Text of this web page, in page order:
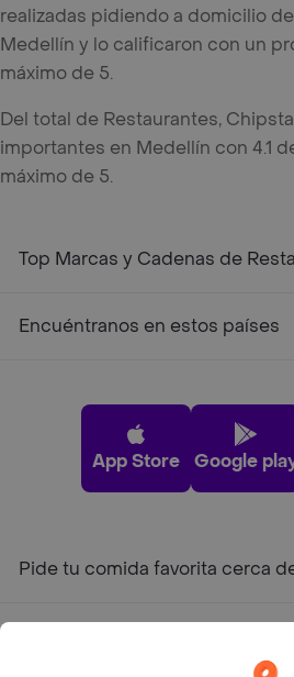
realizadas pidiendo a domicilio
Medellín y lo calificaron con un
máximo de 5.
Del total de Restaurantes,
importantes en Medellín con 4.1
máximo de 5.
Top Marcas y Cadenas de
Encuéntranos en estos países
App Store Google
Pide tu comida favorita cerca